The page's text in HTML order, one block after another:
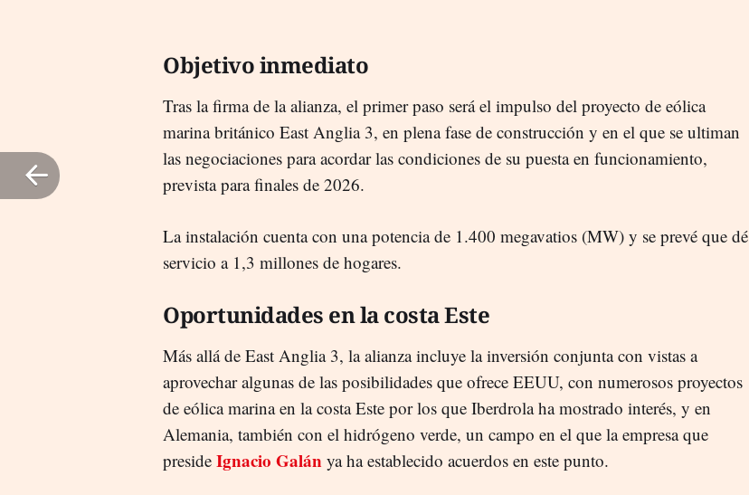
Objetivo inmediato
Tras la firma de la alianza, el primer paso será el impulso del proyecto de eólica
marina británico East Anglia 3, en plena fase de construcción y en el que se ultiman
las negociaciones para acordar las condiciones de su puesta en funcionamiento,
prevista para finales de 2026.
La instalación cuenta con una potencia de 1.400 megavatios (MW) y se prevé que dé
servicio a 1,3 millones de hogares.
Oportunidades en la costa Este
Más allá de East Anglia 3, la alianza incluye la inversión conjunta con vistas a
aprovechar algunas de las posibilidades que ofrece EEUU, con numerosos proyectos
de eólica marina en la costa Este por los que Iberdrola ha mostrado interés, y en
Alemania, también con el hidrógeno verde, un campo en el que la empresa que
preside Ignacio Galán ya ha establecido acuerdos en este punto.